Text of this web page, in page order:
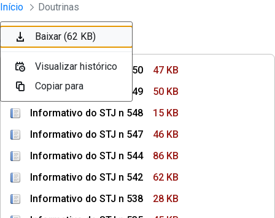
Pular para o Conteúdo principal
Instrumentos Jurídicos
Início Doutrinas
Ordenar Filtro
Informativo do STJ n 550
47 KB
Informativo do STJ n 549
50 KB
Informativo do STJ n 548
15 KB
Informativo do STJ n 547
46 KB
Informativo do STJ n 544
86 KB
Informativo do STJ n 542
62 KB
Informativo do STJ n 538
28 KB
Baixar (47 KB)
Visualizar histórico
Copiar para
Baixar (50 KB)
Visualizar histórico
Copiar para
Baixar (15 KB)
Visualizar histórico
Copiar para
Baixar (46 KB)
Visualizar histórico
Copiar para
Baixar (86 KB)
Visualizar histórico
Copiar para
Baixar (62 KB)
Visualizar histórico
Copiar para